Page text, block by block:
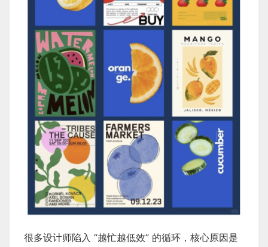
很多设计师陷入 “越忙越低效” 的循环，核心原因是